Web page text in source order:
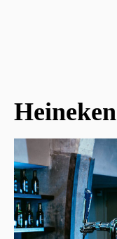
Heineken